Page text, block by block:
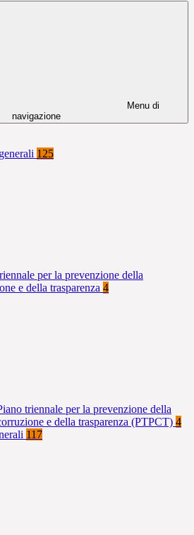
Menu di
navigazione
125
per la prevenzione della
e della trasparenza 4
triennale per la prevenzione della
e della trasparenza (PTPCT) 4
117